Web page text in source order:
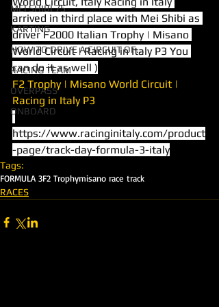
MEI SHIBI 75
KARTING
HOW TO DRIVE A CIRCUIT OF...
RACING TEAM
OVERPASS
ONBOARD
arrived in third place with Mei Shibi as
driver F2000 Italian Trophy | Misano
World Circuit | Racing in Italy P3 You
can do it as well )
F2 Trophy | Misano World Circuit |
Racing in Italy P3
https://www.racinginitaly.com/product
-page/track-day-formula-3-italy
Tags:
FORMULA 3F2 Trophymisano race track
RACES